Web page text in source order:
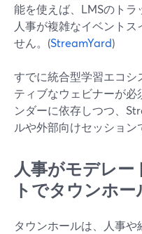
能を使えば、LMSのトラ
人事が複雑なイベント
せん。(StreamYard)
すでに統合型学習エコシ
ティブなウェビナーが
ンダーに依存しつつ、
ルや外部向けセッション
人事がモデレー
トでタウンホ
タウンホールは、人事